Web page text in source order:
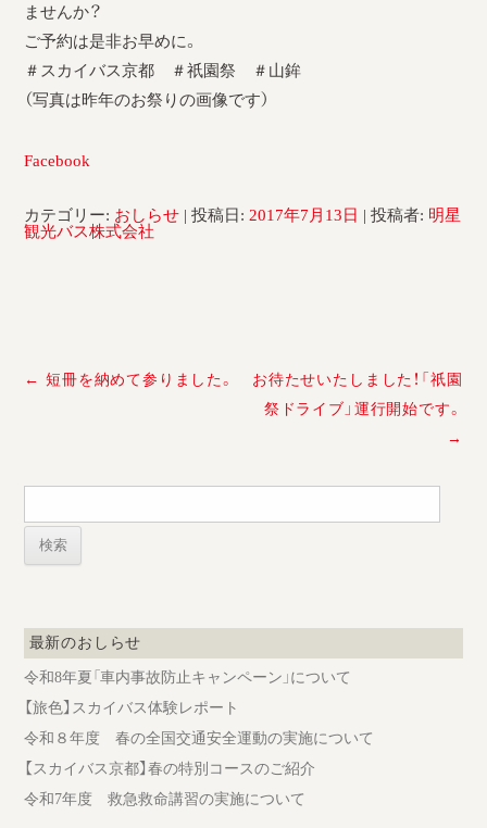
ませんか？
ご予約は是非お早めに。
＃スカイバス京都 ＃祇園祭 ＃山鉾
（写真は昨年のお祭りの画像です）
Facebook
カテゴリー: おしらせ | 投稿日: 2017年7月13日 |投稿者: 明星
観光バス株式会社
投
ー
ョ
ン
← 短冊を納めて参りました。
お待たせいたしました！「祇園
祭ドライブ」運行開始です。
→
検
最新のおしらせ
令和8年夏「車内事故防止キャンペーン」について
【旅色】スカイバス体験レポート
令和８年度 春の全国交通安全運動の実施について
【スカイバス京都】春の特別コースのご紹介
令和7年度 救急救命講習の実施について